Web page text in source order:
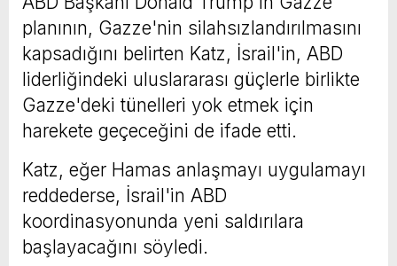
planının, Gazze'nin silahsızlandırılmasını
kapsadığını belirten Katz, İsrail'in, ABD
liderliğindeki uluslararası güçlerle birlikte
Gazze'deki tünelleri yok etmek için
harekete geçeceğini de ifade etti.
Katz, eğer Hamas anlaşmayı uygulamayı
reddederse, İsrail'in ABD
koordinasyonunda yeni saldırılara
başlayacağını söyledi.